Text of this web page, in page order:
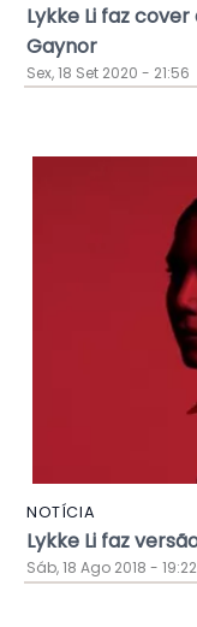
Lykke Li faz cover
Gaynor
Sex, 18 Set 2020 - 21:56
NOTÍCIA
Lykke Li faz
Sáb, 18 Ago 2018 - 19:22